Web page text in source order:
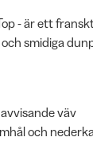
- är ett
smidiga
väv
och